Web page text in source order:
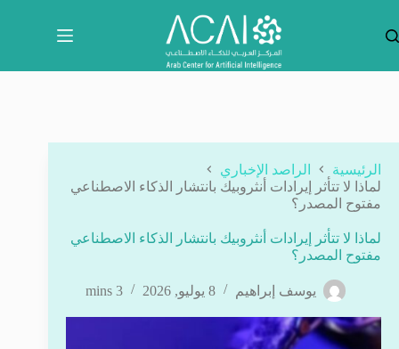
المحتوى
الرئيسية
الراصد الإخباري
لماذا لا تتأثر إيرادات أنثروبيك بانتشار الذكاء الاصطناعي
مفتوح المصدر؟
لماذا لا تتأثر إيرادات أنثروبيك بانتشار الذكاء الاصطناعي
مفتوح المصدر؟
يوسف إبراهيم 8 يوليو, 2026 3 mins